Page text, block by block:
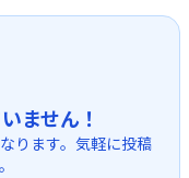
ません！
ります。気軽に投稿